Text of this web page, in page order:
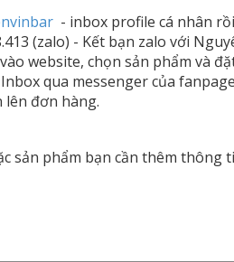
- inbox profile cá nhân
(zalo) - Kết bạn zalo với
website, chọn sản phẩm và
qua messenger của
lên đơn hàng.
sản phẩm bạn cần thêm thông